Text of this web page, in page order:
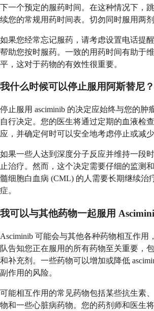
下一个预定的服药时间。在这种情况下，
续您的常规用药时间表。切勿同时服用两
如果您经常忘记服药，请考虑设置电话提
帮助您按时服药。一致的用药时间有助于
平，这对于药物的有效性很重要。
我什么时候可以停止服用阿斯替尼？
停止服用 asciminib 的决定应始终与您的肿
自行决定。您的医生将通过定期的血液检
应，并确定何时可以安全地考虑停止或减少
如果一些人达到深度分子反应并维持一段
止治疗。然而，这个决定需要仔细的监测
髓细胞白血病 (CML) 的人需要长期继续治
症。
我可以与其他药物一起服用
Asciminib 可能会与其他各种药物相互作用
队告知您正在服用的所有药物至关重要，
和补充剂。一些药物可以增加或降低
副作用的风险。
可能相互作用的常见药物包括某些抗生素
物和一些心脏病药物。您的药剂师和医生